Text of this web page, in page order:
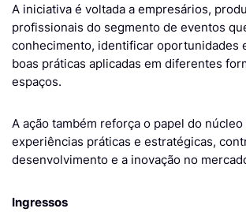
A iniciativa é voltada a empresários,
profissionais do segmento de eventos
conhecimento, identificar oportunidades
boas práticas aplicadas em diferentes
espaços.
A ação também reforça o papel do
experiências práticas e estratégicas,
desenvolvimento e a inovação no
Ingressos